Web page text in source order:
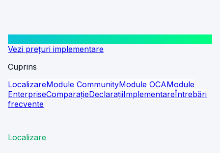
Vezi prețuri implementare
Cuprins
LocalizareModule CommunityModule OCAModule
EnterpriseComparațieDeclarațiiImplementareÎntrebări
frecvente
Localizare